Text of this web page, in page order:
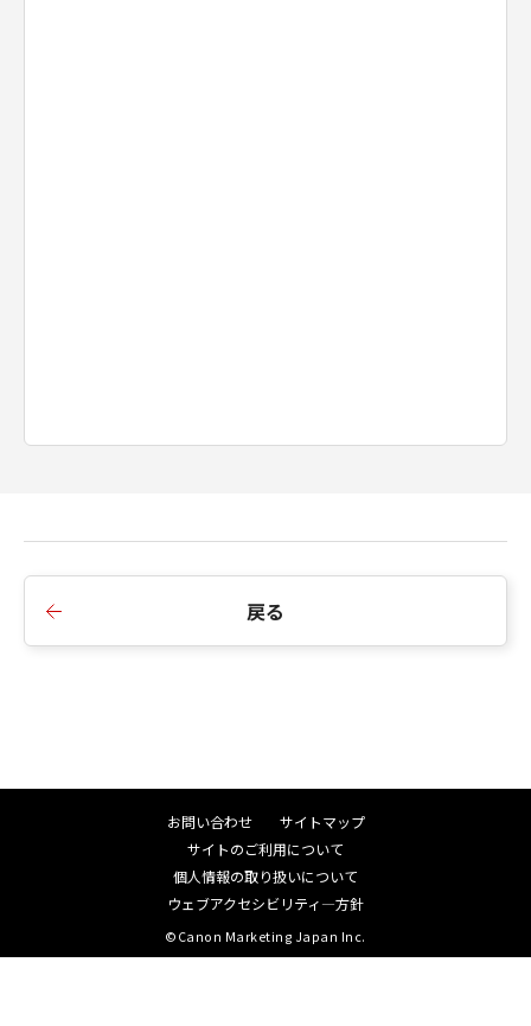
戻る
お問い合わせ
サイトマップ
サイトのご利用について
個人情報の取り扱いについて
ウェブアクセシビリティ―方針
©Canon Marketing Japan Inc.